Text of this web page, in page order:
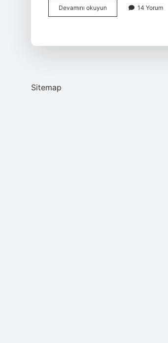
Devamını okuyun
Fobi
14 Yorum
Sitemap